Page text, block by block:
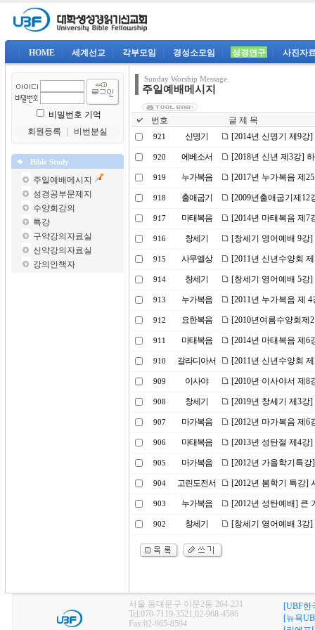
HOME 세계선교 각부모임 경성소모임 성경연구 사진자
비밀번호 기억
회원등록
비번분실
Bible Study
주일예배메시지
성경공부문제지
수양회강의
특강
구약강의자료실
신약강의자료실
강의안책자
Sunday Worship Message
주일예배메시지
번호 글 제 목
921 신명기 [2014년 신명기 제9강
920 에베소서 [2018년 신년 제3강]
919 누가복음 [2017년 누가복음 제
918 출애굽기 [2009년출애굽기제12
917 마태복음 [2014년 마태복음 제7
916 창세기 [창세기 영어예배 9강]
915 사무엘상 [2011년 신년수양회
914 창세기 [창세기 영어예배 5강]
913 누가복음 [2011년 누가복음 제
912 요한복음 [2010년여름수양회제
911 마태복음 [2014년 마태복음 제6
910 갈라디아서 [2011년 신년수양회
909 이사야 [2010년 이사야서 제8
908 창세기 [2019년 창세기 제3
907 마가복음 [2012년 마가복음 제6
906 마태복음 [2013년 성탄절 제4강
905 마가복음 [2012년 가을학기특
904 고린도전서 [2012년 봄학기 특강]
903 누가복음 [2012년 성탄예배] 큰
902 창세기 [창세기 영어예배 3강]
서울 동대문구 이문2동 264-231
Tel:070-7119-3521,02-968-4586
Fax:02-965-8594
[UBF한
[뉴욕